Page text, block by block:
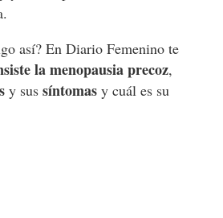
así? En Diario Femenino te
la menopausia precoz,
y sus síntomasy cuál es su